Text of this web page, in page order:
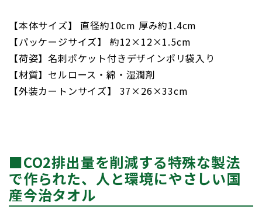
【本体サイズ】 直径約10cm 厚み約1.4cm
【パッケージサイズ】 約12×12×1.5cm
【荷姿】名刺ポケット付きデザインポリ袋入り
【材質】セルロース・綿・湿潤剤
【外装カートンサイズ】 37×26×33cm
■CO2排出量を削減する特殊な製法
で作られた、人と環境にやさしい国
産今治タオル